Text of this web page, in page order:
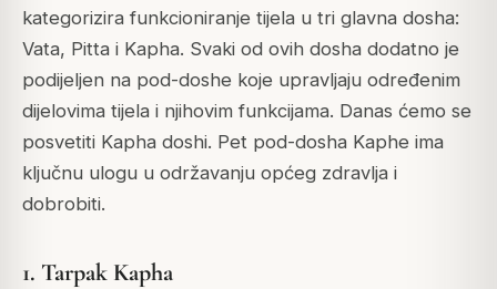
kategorizira funkcioniranje tijela u tri glavna dosha:
Vata, Pitta i Kapha. Svaki od ovih dosha dodatno je
podijeljen na pod-doshe koje upravljaju određenim
dijelovima tijela i njihovim funkcijama. Danas ćemo se
posvetiti Kapha doshi. Pet pod-dosha Kaphe ima
ključnu ulogu u održavanju općeg zdravlja i
dobrobiti.
1. Tarpak Kapha